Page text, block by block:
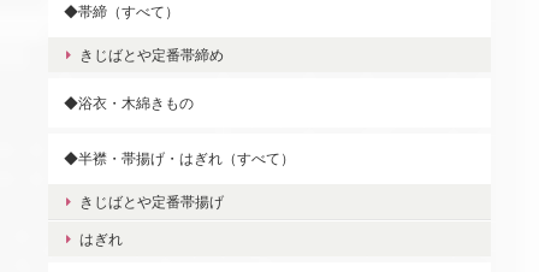
◆帯締（すべて）
きじばとや定番帯締め
◆浴衣・木綿きもの
◆半襟・帯揚げ・はぎれ（すべて）
きじばとや定番帯揚げ
はぎれ